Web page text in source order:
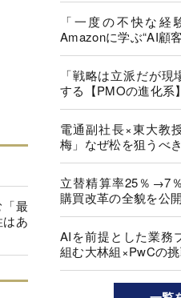
「最
あ
「一度の不快な
Amazonに学ぶ“AI顧
「戦略は立派だが
する【PMOの進化系】
電通副社長×東大教
梅」なぜ松を狙うべ
立替精算率25％→7
購買改革の全貌を公開
AIを前提とした業務
組む大林組×PwCの